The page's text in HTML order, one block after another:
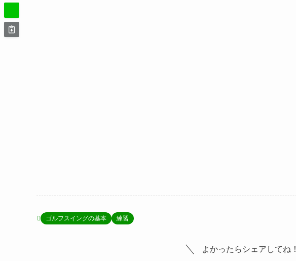
ゴルフスイングの基本 練習
よかったらシェアしてね！